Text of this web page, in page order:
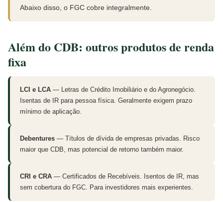
Abaixo disso, o FGC cobre integralmente.
Além do CDB: outros produtos de renda
fixa
LCI e LCA — Letras de Crédito Imobiliário e do Agronegócio.
Isentas de IR para pessoa física. Geralmente exigem prazo
mínimo de aplicação.
Debentures — Títulos de dívida de empresas privadas. Risco
maior que CDB, mas potencial de retorno também maior.
CRI e CRA — Certificados de Recebíveis. Isentos de IR, mas
sem cobertura do FGC. Para investidores mais experientes.